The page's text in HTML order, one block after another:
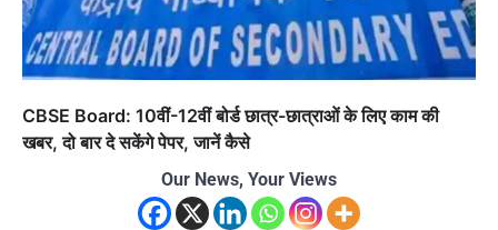
CBSE Board: 10वीं-12वीं बोर्ड छात्र-छात्राओं के लिए काम की
खबर, दो बार दे सकेंगे पेपर, जानें कैसे
Our News, Your Views